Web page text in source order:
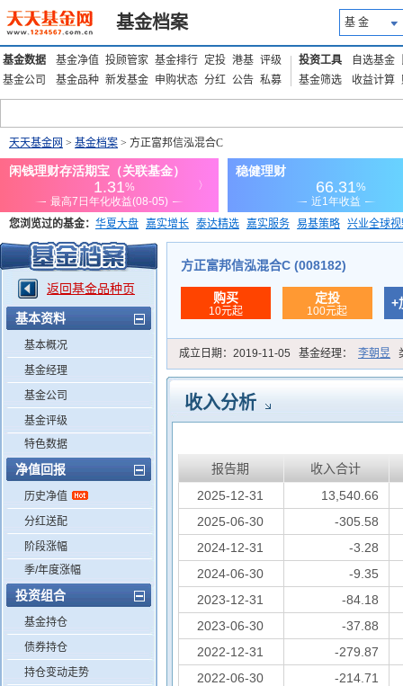
基金档案 基 金
基金数据 基金净值 投顾管家 基金排行 定投 港基 评级
基金公司
基金品种 新发基金 申购状态 分红 公告 私募
投资工具 自选基金
基金筛选
收益计算
天天基金网 > 基金档案 > 方正富邦信泓混合C
您浏览过的基金： 华夏大盘 嘉实增长 泰达精选 嘉实服务 易基策略 兴业全球
添富优势 华安宏利 上证180价值ETF
返回基金品种页
基本资料
基本概况
基金经理
基金公司
基金评级
特色数据
净值回报
历史净值
分红送配
阶段涨幅
季/年度涨幅
投资组合
基金持仓
债券持仓
持仓变动走势
方正富邦信泓混合C (008182)
购买
10元起
定投
100元起
+
成立日期： 2019-11-05 基金经理： 李朝昱
收入分析
报告期
收入合计
2025-12-31
13,540.66
2025-06-30
-305.58
2024-12-31
-3.28
2024-06-30
-9.35
2023-12-31
-84.18
2023-06-30
-37.88
2022-12-31
-279.87
2022-06-30
-214.71